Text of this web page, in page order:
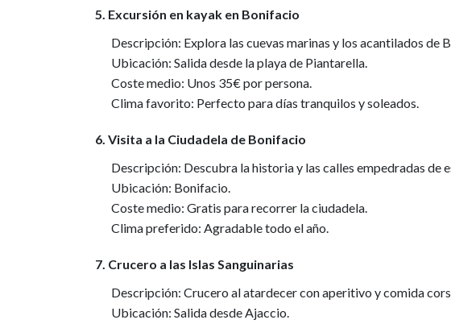
5. Excursión en kayak en Bonifacio
Descripción: Explora las cuevas marinas y los acantilados de
Ubicación: Salida desde la playa de Piantarella.
Coste medio: Unos 35€ por persona.
Clima favorito: Perfecto para días tranquilos y soleados.
6. Visita a la Ciudadela de Bonifacio
Descripción: Descubra la historia y las calles empedradas
Ubicación: Bonifacio.
Coste medio: Gratis para recorrer la ciudadela.
Clima preferido: Agradable todo el año.
7. Crucero a las Islas Sanguinarias
Descripción: Crucero al atardecer con aperitivo y comida
Ubicación: Salida desde Ajaccio.